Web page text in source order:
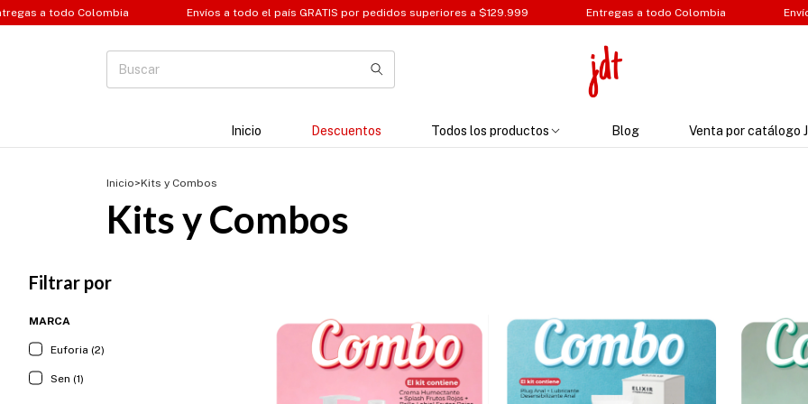
Colombia Envíos a todo el país GRATIS por pedidos superiores a $129.999 Entregas a todo Colombia Envíos a todo el
Inicio Descuentos Todos los productos Blog Venta por catálogo
Inicio>Kits y Combos
Kits y Combos
Filtrar por
MARCA
Euforia (2)
Sen (1)